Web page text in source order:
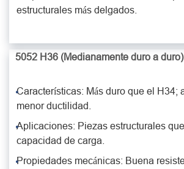
estructurales más delgados.
5052 H36 (Medianamente duro a duro)
Características: Más duro que el H34;
menor ductilidad.
Aplicaciones: Piezas estructurales
capacidad de carga.
Propiedades mecánicas: Buena